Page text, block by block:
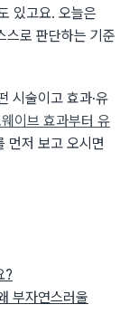
있고요. 오늘은
스로 판단하는 기준
시술이고 효과·유
이브 효과부터 유
먼저 보고 오시면
?
부자연스러울